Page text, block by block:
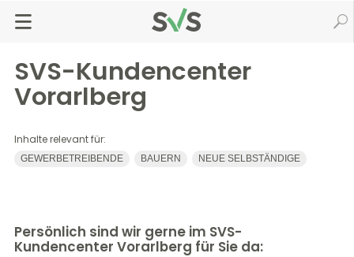
Seiteninhalt
springen
Navigation
springen
Startseite Vorarlberg
SVS-Kundencenter
Vorarlberg
Inhalte relevant für:
GEWERBETREIBENDE BAUERN NEUE SELBSTÄNDIGE
Persönlich sind wir gerne im SVS-
Kundencenter Vorarlberg für Sie da: